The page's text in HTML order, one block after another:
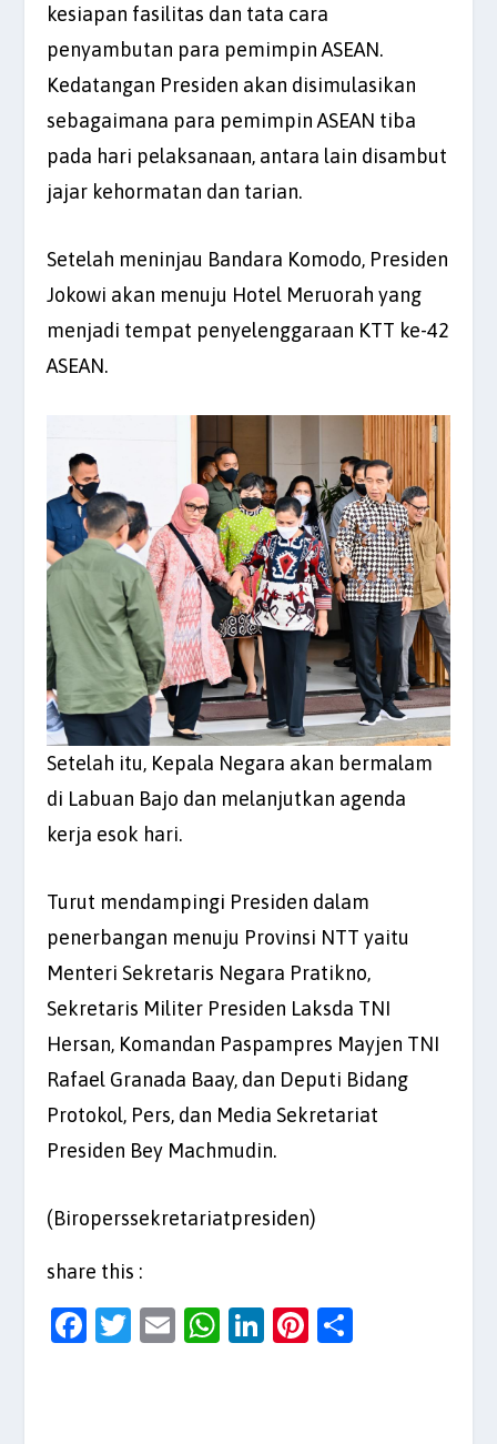
kesiapan fasilitas dan tata cara
penyambutan para pemimpin ASEAN.
Kedatangan Presiden akan disimulasikan
sebagaimana para pemimpin ASEAN tiba
pada hari pelaksanaan, antara lain disambut
jajar kehormatan dan tarian.
Setelah meninjau Bandara Komodo, Presiden
Jokowi akan menuju Hotel Meruorah yang
menjadi tempat penyelenggaraan KTT ke-42
ASEAN.
Setelah itu, Kepala Negara akan bermalam
di Labuan Bajo dan melanjutkan agenda
kerja esok hari.
Turut mendampingi Presiden dalam
penerbangan menuju Provinsi NTT yaitu
Menteri Sekretaris Negara Pratikno,
Sekretaris Militer Presiden Laksda TNI
Hersan, Komandan Paspampres Mayjen TNI
Rafael Granada Baay, dan Deputi Bidang
Protokol, Pers, dan Media Sekretariat
Presiden Bey Machmudin.
(Biroperssekretariatpresiden)
share this :
F
T
E
W Li
Pi